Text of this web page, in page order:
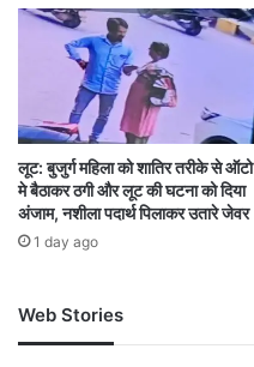
लूट: बुजुर्ग महिला को शातिर तरीके से ऑटो
मे बैठाकर ठगी और लूट की घटना को दिया
अंजाम, नशीला पदार्थ पिलाकर उतारे जेवर
1 day ago
Web Stories
जम्मू-कश्मीर में बारिश से
अपडेट